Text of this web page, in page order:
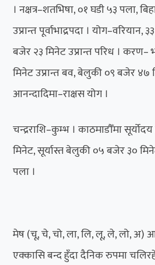
। नक्षत्र–शतभिषा, ०१ घडी ५३ पला,
उप्रान्त पूर्वाभाद्रपदा ।
बजेर २३ मिनेट उप्रान्त परिध । करण–
मिनेट उप्रान्त बव, बेलुकी ०९ बजेर ४७
आनन्दादिमा–राक्षस योग ।
चन्द्रराशि–कुम्भ । काठमाडौँमा
मिनेट, सूर्यास्त बेलुकी ०५ बजेर ३०
पला ।
मेष (चू, चे, चो, ला, लि, लू, ले, लो, अ)
एक्कासि बन्द हुँदा दैनिक रुपमा